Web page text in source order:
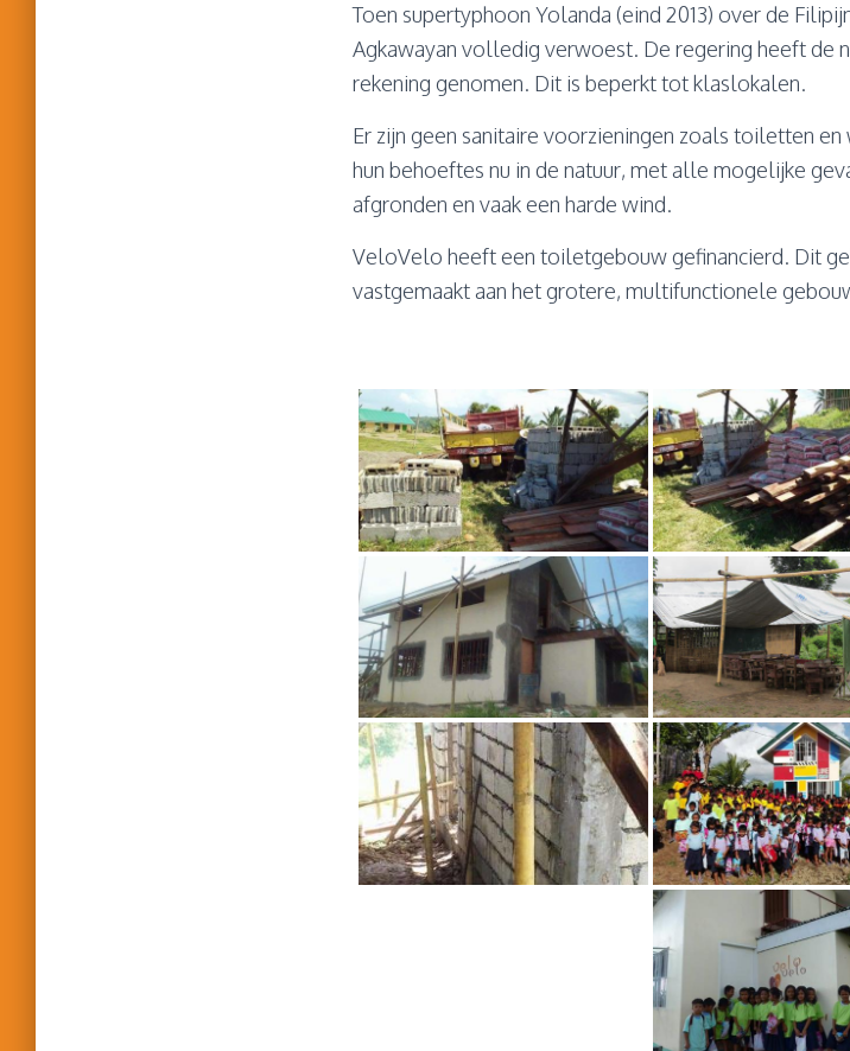
Toen supertyphoon Yolanda (eind 2013) over de
Agkawayan volledig verwoest. De regering heeft de
rekening genomen. Dit is beperkt tot klaslokalen.
Er zijn geen sanitaire voorzieningen zoals toiletten
hun behoeftes nu in de natuur, met alle mogelijke
afgronden en vaak een harde wind.
VeloVelo heeft een toiletgebouw gefinancierd. Dit
vastgemaakt aan het grotere, multifunctionele